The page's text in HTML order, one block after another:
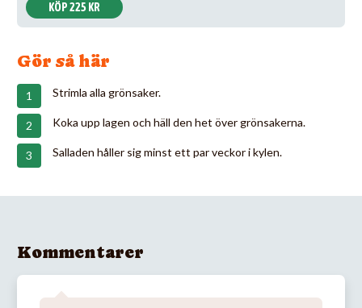
KÖP 225 KR
Gör så här
Strimla alla grönsaker.
Koka upp lagen och häll den het över grönsakerna.
Salladen håller sig minst ett par veckor i kylen.
Kommentarer